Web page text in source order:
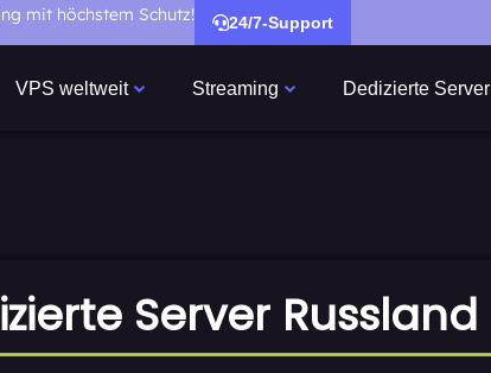
mit höchstem Schutz! 24/7-Support
VPS weltweit Streaming Dedizierte Server
Server Russland